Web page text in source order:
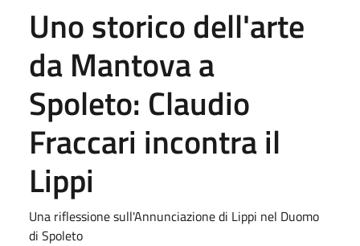
Uno storico dell'arte
da Mantova a
Spoleto: Claudio
Fraccari incontra il
Lippi
Una riflessione sull'Annunciazione di Lippi nel Duomo
di Spoleto